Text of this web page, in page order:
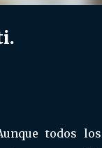
todos los